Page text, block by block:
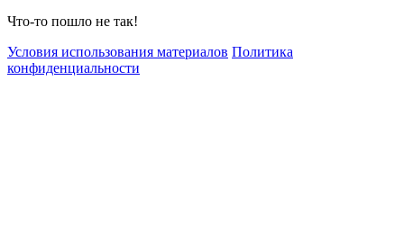
Что-то пошло не так!
Условия использования материалов Политика
конфиденциальности